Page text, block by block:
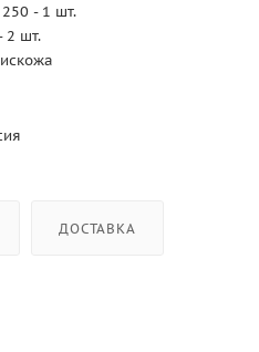
- 1 шт.
2 шт.
ДОСТАВКА